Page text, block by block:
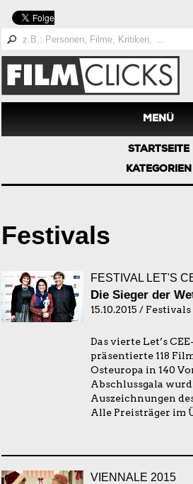
MENÜ
STARTSEITE
KATEGORIEN
Festivals
FESTIVAL LET'S
Die Sieger der
15.10.2015 / Festivals
Das vierte Let’s
präsentierte 118
Osteuropa in 140
Abschlussgala
Auszeichnungen
Alle Preisträger im
VIENNALE 2015